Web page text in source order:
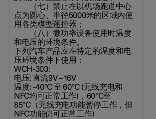
（七）禁止在以机场跑道中心
点为圆心、半径5000米的区域内使
用各类模型遥控器；
（八）微功率设备使用时温度
和电压的环境条件。
下列汽车产品应在特定的温度和电
压环境条件下使用：
WCH-303:
电压: 直流9V – 16V
温度: -40°C 至 60°C (无线充电和
NFC均可正常工作)，60°C至
85°C（无线充电功能暂停工作，但
NFC功能仍可正常工作)